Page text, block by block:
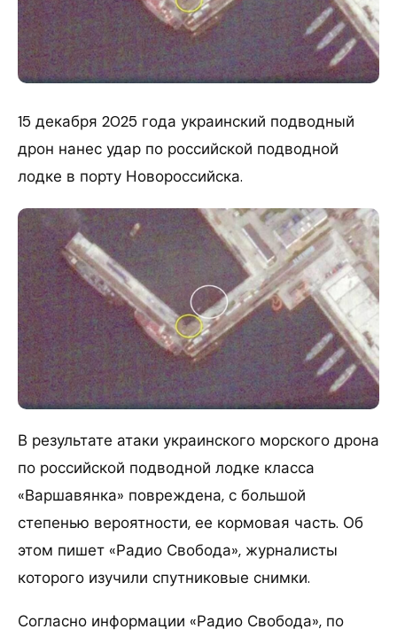
15 декабря 2025 года украинский подводный
дрон нанес удар по российской подводной
лодке в порту Новороссийска.
В результате атаки украинского морского дрона
по российской подводной лодке класса
«Варшавянка» повреждена, с большой
степенью вероятности, ее кормовая часть. Об
этом пишет «Радио Свобода», журналисты
которого изучили спутниковые снимки.
Согласно информации «Радио Свобода», по